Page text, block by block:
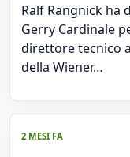
Ralf Rangnick ha
Gerry Cardinale
direttore tecnico
della Wiener…
2 MESI FA